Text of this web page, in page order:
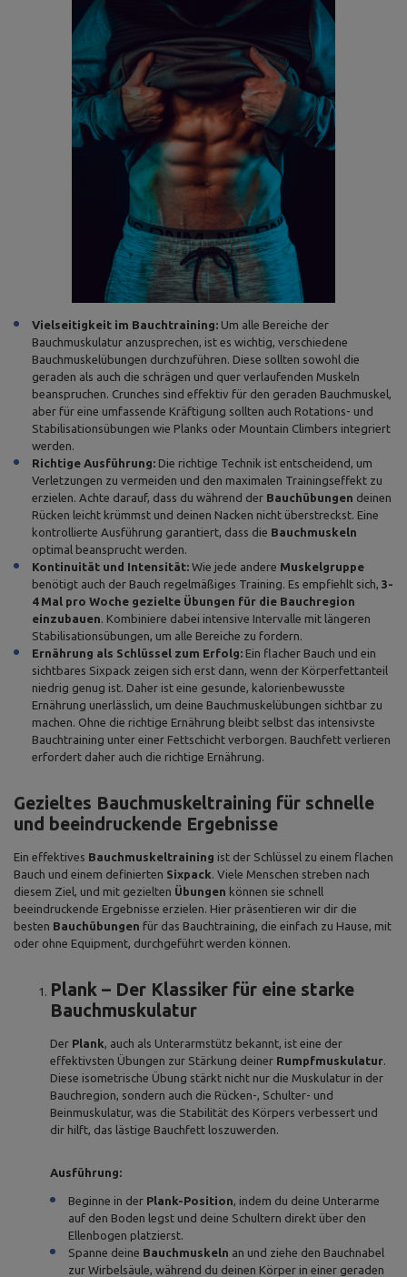
Vielseitigkeit im Bauchtraining: Um alle Bereiche der
Bauchmuskulatur anzusprechen, ist es wichtig, verschiedene
Bauchmuskelübungen durchzuführen. Diese sollten sowohl die
geraden als auch die schrägen und quer verlaufenden Muskeln
beanspruchen. Crunches sind effektiv für den geraden Bauchmuskel,
aber für eine umfassende Kräftigung sollten auch Rotations- und
Stabilisationsübungen wie Planks oder Mountain Climbers integriert
werden.
Richtige Ausführung: Die richtige Technik ist entscheidend, um
Verletzungen zu vermeiden und den maximalen Trainingseffekt zu
erzielen. Achte darauf, dass du während der Bauchübungen deinen
Rücken leicht krümmst und deinen Nacken nicht überstreckst. Eine
kontrollierte Ausführung garantiert, dass die Bauchmuskeln
optimal beansprucht werden.
Kontinuität und Intensität: Wie jede andere Muskelgruppe
benötigt auch der Bauch regelmäßiges Training. Es empfiehlt sich, 3-
4 Mal pro Woche gezielte Übungen für die Bauchregion
einzubauen . Kombiniere dabei intensive Intervalle mit längeren
Stabilisationsübungen, um alle Bereiche zu fordern.
Ernährung als Schlüssel zum Erfolg: Ein flacher Bauch und ein
sichtbares Sixpack zeigen sich erst dann, wenn der Körperfettanteil
niedrig genug ist. Daher ist eine gesunde, kalorienbewusste
Ernährung unerlässlich, um deine Bauchmuskelübungen sichtbar zu
machen. Ohne die richtige Ernährung bleibt selbst das intensivste
Bauchtraining unter einer Fettschicht verborgen. Bauchfett verlieren
erfordert daher auch die richtige Ernährung.
Gezieltes Bauchmuskeltraining für schnelle
und beeindruckende Ergebnisse
Ein effektives Bauchmuskeltraining ist der Schlüssel zu einem flachen
Bauch und einem definierten Sixpack . Viele Menschen streben nach
diesem Ziel, und mit gezielten Übungen können sie schnell
beeindruckende Ergebnisse erzielen. Hier präsentieren wir dir die
besten Bauchübungen für das Bauchtraining, die einfach zu Hause, mit
oder ohne Equipment, durchgeführt werden können.
Plank – Der Klassiker für eine starke
Bauchmuskulatur
Der Plank , auch als Unterarmstütz bekannt, ist eine der
effektivsten Übungen zur Stärkung deiner Rumpfmuskulatur
Diese isometrische Übung stärkt nicht nur die Muskulatur in der
Bauchregion, sondern auch die Rücken-, Schulter- und
Beinmuskulatur, was die Stabilität des Körpers verbessert und
dir hilft, das lästige Bauchfett loszuwerden.
Ausführung:
Beginne in der Plank-Position , indem du deine Unterarme
auf den Boden legst und deine Schultern direkt über den
Ellenbogen platzierst.
Spanne deine Bauchmuskeln an und ziehe den Bauchnabel
zur Wirbelsäule, während du deinen Körper in einer geraden